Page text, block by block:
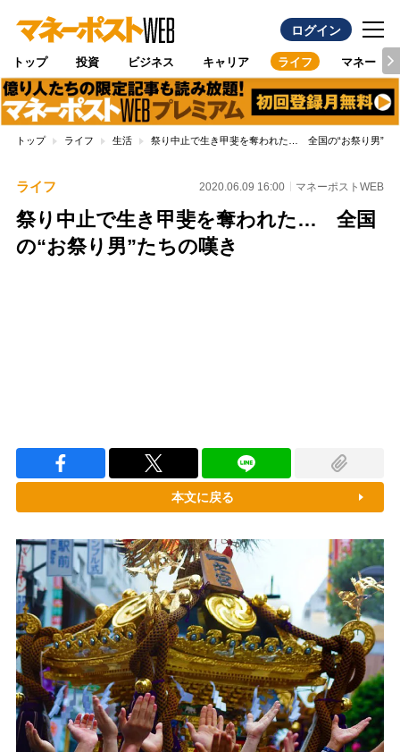
ログイン
トップ 投資 ビジネス キャリア ライフ マネー
トップ ライフ 生活 祭り中止で生き甲斐を奪われた… 全国の“お祭り男”た
ライフ 2020.06.09 16:00 マネーポストWEB
祭り中止で生き甲斐を奪われた… 全国
の“お祭り男”たちの嘆き
本文に戻る